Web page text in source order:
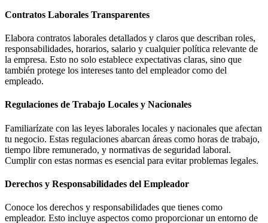
Contratos Laborales Transparentes
Elabora contratos laborales detallados y claros que describan roles,
responsabilidades, horarios, salario y cualquier política relevante de
la empresa. Esto no solo establece expectativas claras, sino que
también protege los intereses tanto del empleador como del
empleado.
Regulaciones de Trabajo Locales y Nacionales
Familiarízate con las leyes laborales locales y nacionales que afectan
tu negocio. Estas regulaciones abarcan áreas como horas de trabajo,
tiempo libre remunerado, y normativas de seguridad laboral.
Cumplir con estas normas es esencial para evitar problemas legales.
Derechos y Responsabilidades del Empleador
Conoce los derechos y responsabilidades que tienes como
empleador. Esto incluye aspectos como proporcionar un entorno de